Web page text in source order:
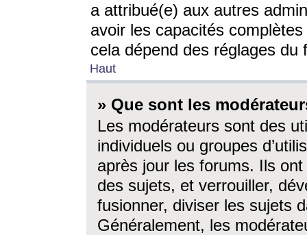
a attribué(e) aux autres
avoir les capacités
cela dépend des réglages du
Haut
» Que sont les
Les modérateurs sont des
individuels ou groupes
après jour les forums. Ils ont
des sujets, et verrouiller,
fusionner, diviser les sujets
Généralement, les